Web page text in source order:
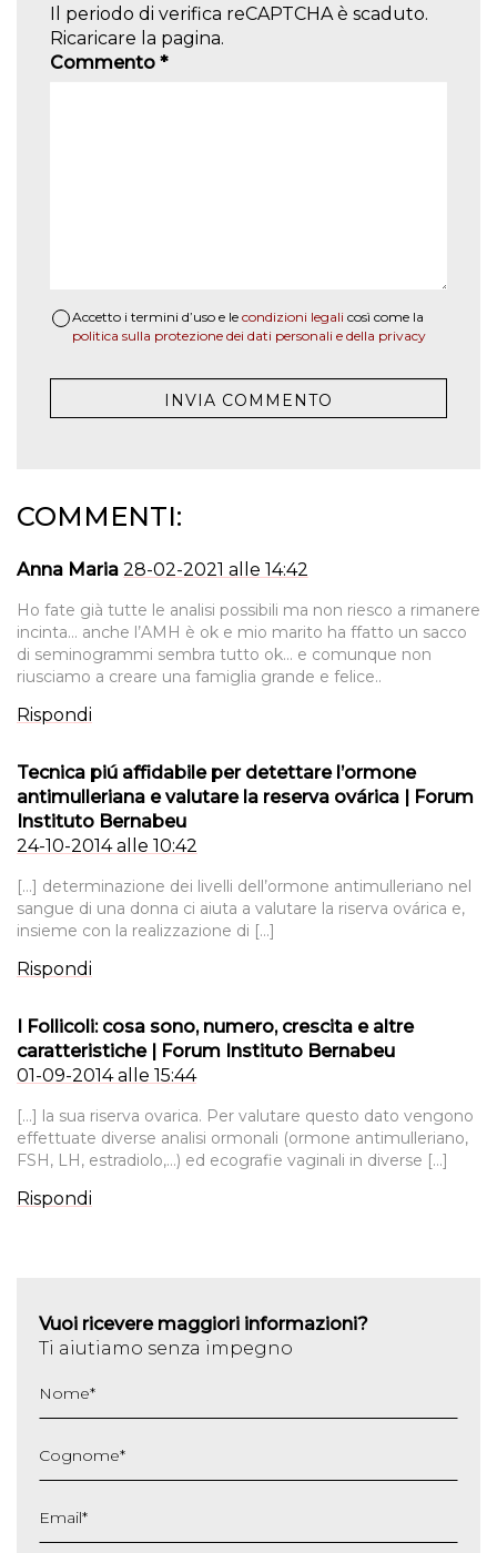
Il periodo di verifica reCAPTCHA è scaduto.
Ricaricare la pagina.
Commento *
Accetto i termini d’uso e le condizioni legali così come la
politica sulla protezione dei dati personali e della privacy
COMMENTI:
Anna Maria 28-02-2021 alle 14:42
Ho fate già tutte le analisi possibili ma non riesco a rimanere
incinta… anche l’AMH è ok e mio marito ha ffatto un sacco
di seminogrammi sembra tutto ok… e comunque non
riusciamo a creare una famiglia grande e felice..
Rispondi
Tecnica piú affidabile per detettare l’ormone
antimulleriana e valutare la reserva ovárica | Forum
Instituto Bernabeu
24-10-2014 alle 10:42
[…] determinazione dei livelli dell’ormone antimulleriano nel
sangue di una donna ci aiuta a valutare la riserva ovárica e,
insieme con la realizzazione di […]
Rispondi
I Follicoli: cosa sono, numero, crescita e altre
caratteristiche | Forum Instituto Bernabeu
01-09-2014 alle 15:44
[…] la sua riserva ovarica. Per valutare questo dato vengono
effettuate diverse analisi ormonali (ormone antimulleriano,
FSH, LH, estradiolo,…) ed ecografie vaginali in diverse […]
Rispondi
Vuoi ricevere maggiori informazioni?
Ti aiutiamo senza impegno
Nome*
Cognome*
Email*